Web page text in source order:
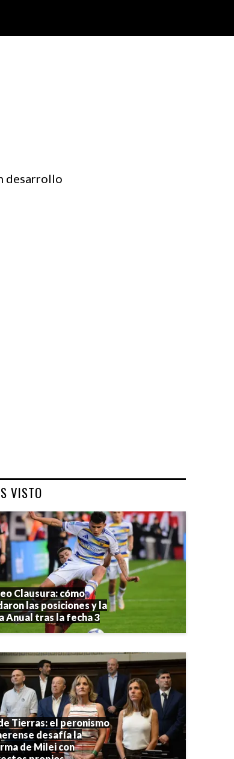
desarrollo
VISTO
Clausura: cómo
las posiciones y la
Anual tras la fecha 3
Tierras: el peronismo
desafía la
de Milei con